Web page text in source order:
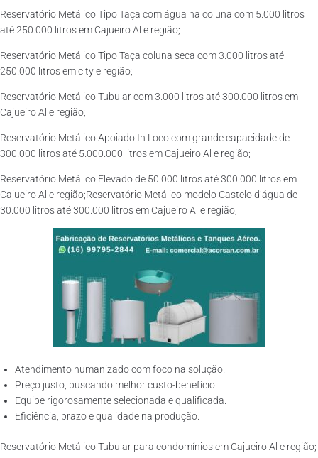
Reservatório Metálico Tipo Taça com água na coluna com 5.000 litros
até 250.000 litros em Cajueiro Al e região;
Reservatório Metálico Tipo Taça coluna seca com 3.000 litros até
250.000 litros em city e região;
Reservatório Metálico Tubular com 3.000 litros até 300.000 litros em
Cajueiro Al e região;
Reservatório Metálico Apoiado In Loco com grande capacidade de
300.000 litros até 5.000.000 litros em Cajueiro Al e região;
Reservatório Metálico Elevado de 50.000 litros até 300.000 litros em
Cajueiro Al e região;Reservatório Metálico modelo Castelo d’água de
30.000 litros até 300.000 litros em Cajueiro Al e região;
Atendimento humanizado com foco na solução.
Preço justo, buscando melhor custo-benefício.
Equipe rigorosamente selecionada e qualificada.
Eficiência, prazo e qualidade na produção.
Reservatório Metálico Tubular para condomínios em Cajueiro Al e região;